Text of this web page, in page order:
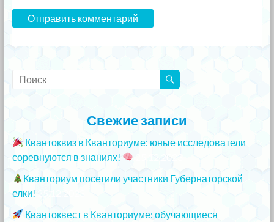
Свежие записи
Квантоквиз в Кванториуме: юные исследователи
соревнуются в знаниях!
25.12.2023
Кванториум посетили участники Губернаторской
елки!
Квантоквест в Кванториуме: обучающиеся